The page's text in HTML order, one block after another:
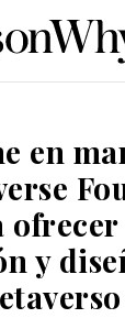
en
ofrecer
y